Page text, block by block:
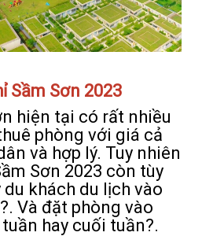
Sầm Sơn 2023
hiện tại có rất nhiều
phòng với giá cả
và hợp lý. Tuy nhiên
Sơn 2023 còn tùy
khách du lịch vào
Và đặt phòng vào
hay cuối tuần?.